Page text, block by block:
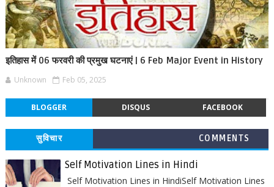
इतिहास में 06 फरवरी की प्रमुख घटनाएं | 6 Feb Major Event in History
Unknown Feb 05, 2025
BLOGGER DISQUS FACEBOOK
सुविचार COMMENTS
Self Motivation Lines in Hindi
Self Motivation Lines in HindiSelf Motivation Lines